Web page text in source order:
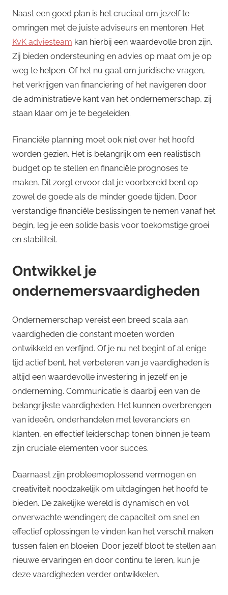
Naast een goed plan is het cruciaal om jezelf te
omringen met de juiste adviseurs en mentoren. Het
KvK adviesteam kan hierbij een waardevolle bron zijn.
Zij bieden ondersteuning en advies op maat om je op
weg te helpen. Of het nu gaat om juridische vragen,
het verkrijgen van financiering of het navigeren door
de administratieve kant van het ondernemerschap, zij
staan klaar om je te begeleiden.
Financiële planning moet ook niet over het hoofd
worden gezien. Het is belangrijk om een realistisch
budget op te stellen en financiële prognoses te
maken. Dit zorgt ervoor dat je voorbereid bent op
zowel de goede als de minder goede tijden. Door
verstandige financiële beslissingen te nemen vanaf het
begin, leg je een solide basis voor toekomstige groei
en stabiliteit.
Ontwikkel je
ondernemersvaardigheden
Ondernemerschap vereist een breed scala aan
vaardigheden die constant moeten worden
ontwikkeld en verfijnd. Of je nu net begint of al enige
tijd actief bent, het verbeteren van je vaardigheden is
altijd een waardevolle investering in jezelf en je
onderneming. Communicatie is daarbij een van de
belangrijkste vaardigheden. Het kunnen overbrengen
van ideeën, onderhandelen met leveranciers en
klanten, en effectief leiderschap tonen binnen je team
zijn cruciale elementen voor succes.
Daarnaast zijn probleemoplossend vermogen en
creativiteit noodzakelijk om uitdagingen het hoofd te
bieden. De zakelijke wereld is dynamisch en vol
onverwachte wendingen; de capaciteit om snel en
effectief oplossingen te vinden kan het verschil maken
tussen falen en bloeien. Door jezelf bloot te stellen aan
nieuwe ervaringen en door continu te leren, kun je
deze vaardigheden verder ontwikkelen.